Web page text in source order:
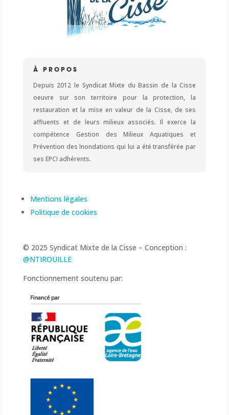
À PROPOS
Depuis 2012 le Syndicat Mixte du Bassin de la Cisse
oeuvre sur son territoire pour la protection, la
restauration et la mise en valeur de la Cisse, de ses
affluents et de leurs milieux associés. Il exerce la
compétence Gestion des Milieux Aquatiques et
Prévention des Inondations qui lui a été transférée par
ses EPCI adhérents.
Mentions légales
Politique de cookies
© 2025 Syndicat Mixte de la Cisse – Conception :
@NTIROUILLE
Fonctionnement soutenu par: